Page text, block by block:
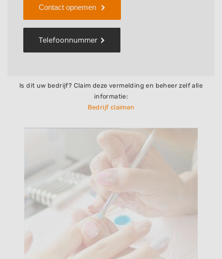
Contact opnemen
Telefoonnummer
Is dit uw bedrijf? Claim deze vermelding en beheer zelf alle
informatie:
Bedrijf claimen